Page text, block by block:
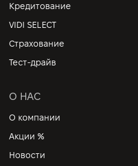
Кредитование
VIDI SELECT
Страхование
Тест-драйв
О НАС
О компании
Акции %
Новости